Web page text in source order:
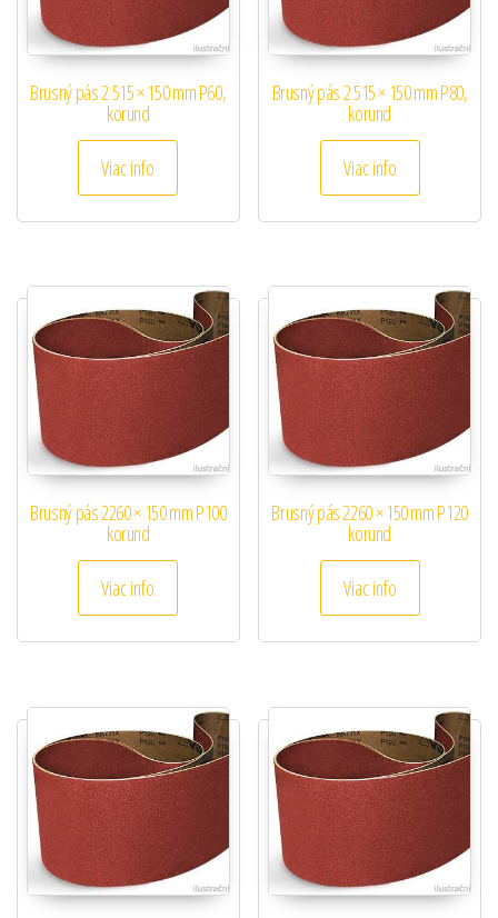
Brusný pás 2 515 × 150 mm P60,
korund
Viac info
Brusný pás 2 515 × 150 mm P80,
korund
Viac info
Brusný pás 2260 × 150 mm P100
korund
Viac info
Brusný pás 2260 × 150 mm P120
korund
Viac info